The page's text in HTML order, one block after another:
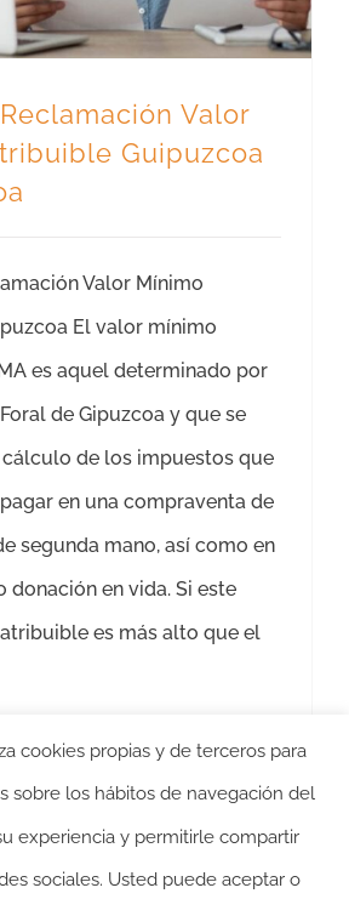
Valor
Guipuzcoa
Valor Mínimo
El valor mínimo
es aquel determinado por
de Gipuzcoa y que se
de los impuestos que
en una compraventa de
segunda mano, así como en
donación en vida. Si este
es más alto que el
1 2 Siguiente
cookies propias y de terceros para
sobre los hábitos de navegación del
experiencia y permitirle compartir
sociales. Usted puede aceptar o